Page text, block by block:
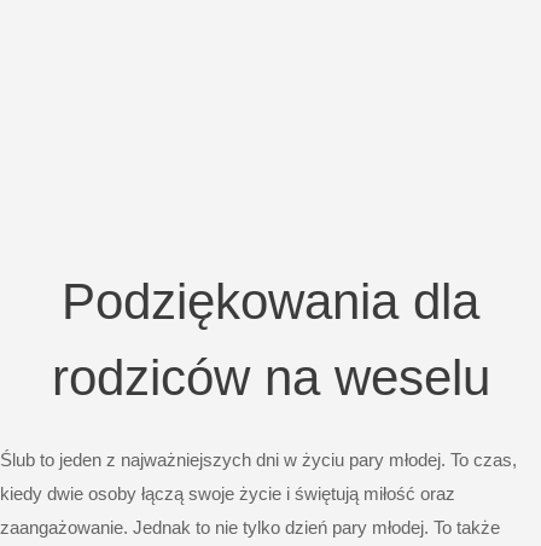
Podziękowania dla
rodziców na weselu
Ślub to jeden z najważniejszych dni w życiu pary młodej. To czas,
kiedy dwie osoby łączą swoje życie i świętują miłość oraz
zaangażowanie. Jednak to nie tylko dzień pary młodej. To także